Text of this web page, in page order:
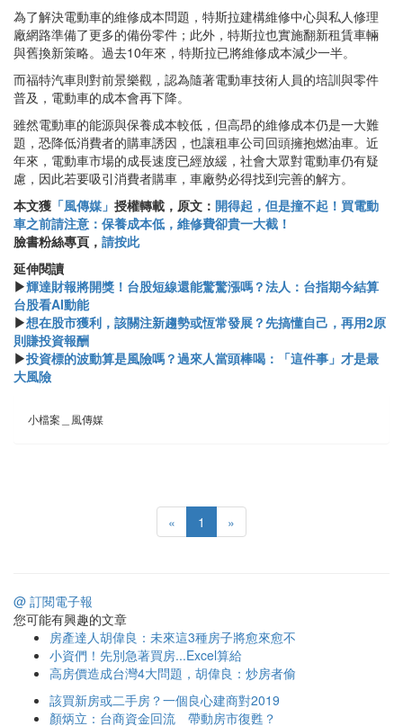
為了解決電動車的維修成本問題，特斯拉建構維修中心與私人修理
廠網路準備了更多的備份零件；此外，特斯拉也實施翻新租賃車輛
與舊換新策略。過去10年來，特斯拉已將維修成本減少一半。
而福特汽車則對前景樂觀，認為隨著電動車技術人員的培訓與零件
普及，電動車的成本會再下降。
雖然電動車的能源與保養成本較低，但高昂的維修成本仍是一大難
題，恐降低消費者的購車誘因，也讓租車公司回頭擁抱燃油車。近
年來，電動車市場的成長速度已經放緩，社會大眾對電動車仍有疑
慮，因此若要吸引消費者購車，車廠勢必得找到完善的解方。
本文獲 「風傳媒」 授權轉載，原文： 開得起，但是撞不起！買電動
車之前請注意：保養成本低，維修費卻貴一大截！
臉書粉絲專頁， 請按此
延伸閱讀
▶輝達財報將開獎！台股短線還能驚驚漲嗎？法人：台指期今結算
台股看AI動能
▶想在股市獲利，該關注新趨勢或恆常發展？先搞懂自己，再用2原
則賺投資報酬
▶投資標的波動算是風險嗎？過來人當頭棒喝：「這件事」才是最
大風險
小檔案＿風傳媒
« 1 »
@ 訂閱電子報
您可能有興趣的文章
房產達人胡偉良：未來這3種房子將愈來愈不
小資們！先別急著買房...Excel算給
高房價造成台灣4大問題，胡偉良：炒房者偷
該買新房或二手房？一個良心建商對2019
顏炳立：台商資金回流 帶動房市復甦？